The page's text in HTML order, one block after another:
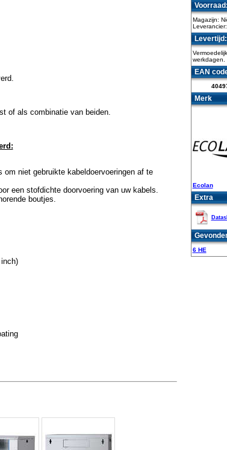
Voorraad:
Magazijn:
Levertijd:
werkdagen.
EAN
Merk
Ecolan
Extra
6 HE
of als combinatie van beiden.
om niet gebruikte kabeldoervoeringen af te
een stofdichte doorvoering van uw kabels.
boutjes.